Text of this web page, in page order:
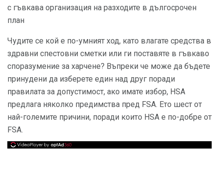
с гъвкава организация на разходите в дългосрочен
план
Чудите се кой е по-умният ход, като влагате средства в
здравни спестовни сметки или ги поставяте в гъвкаво
споразумение за харчене? Въпреки че може да бъдете
принудени да изберете един над друг поради
правилата за допустимост, ако имате избор, HSA
предлага няколко предимства пред FSA. Ето шест от
най-големите причини, поради които HSA е по-добре от
FSA.